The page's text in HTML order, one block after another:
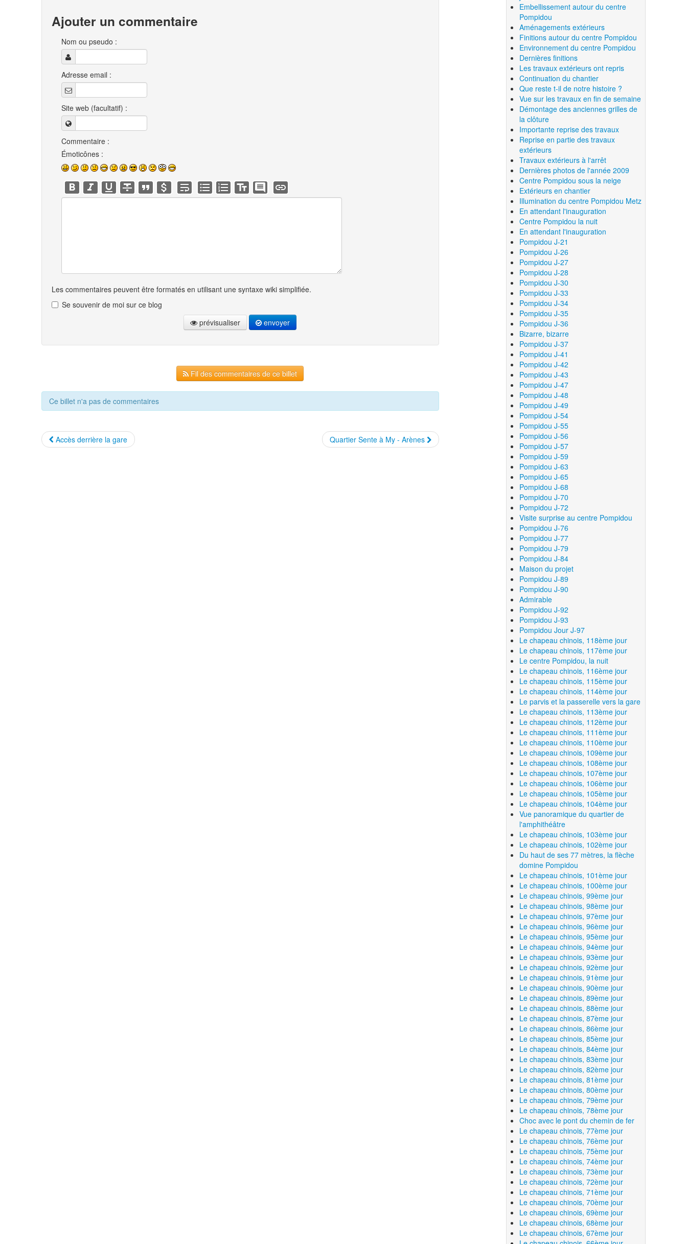
Ajouter un commentaire
Nom ou pseudo :
Adresse email :
Site web (facultatif) :
Commentaire :
Émoticônes :
Les commentaires peuvent être formatés en utilisant une syntaxe wiki simplifiée.
Se souvenir de moi sur ce blog
prévisualiser
envoyer
Fil des commentaires de ce billet
Ce billet n'a pas de commentaires
Accès derrière la gare Quartier Sente à My - Arènes
Embellissement autour du centre
Pompidou
Aménagements extérieurs
Finitions autour du centre Pompidou
Environnement du centre Pompidou
Dernières finitions
Les travaux extérieurs ont repris
Continuation du chantier
Que reste t-il de notre histoire ?
Vue sur les travaux en fin de semaine
Démontage des anciennes grilles de
la clôture
Importante reprise des travaux
Reprise en partie des travaux
extérieurs
Travaux extérieurs à l'arrêt
Dernières photos de l'année 2009
Centre Pompidou sous la neige
Extérieurs en chantier
Illumination du centre Pompidou Metz
En attendant l'inauguration
Centre Pompidou la nuit
En attendant l'inauguration
Pompidou J-21
Pompidou J-26
Pompidou J-27
Pompidou J-28
Pompidou J-30
Pompidou J-33
Pompidou J-34
Pompidou J-35
Pompidou J-36
Bizarre, bizarre
Pompidou J-37
Pompidou J-41
Pompidou J-42
Pompidou J-43
Pompidou J-47
Pompidou J-48
Pompidou J-49
Pompidou J-54
Pompidou J-55
Pompidou J-56
Pompidou J-57
Pompidou J-59
Pompidou J-63
Pompidou J-65
Pompidou J-68
Pompidou J-70
Pompidou J-72
Visite surprise au centre Pompidou
Pompidou J-76
Pompidou J-77
Pompidou J-79
Pompidou J-84
Maison du projet
Pompidou J-89
Pompidou J-90
Admirable
Pompidou J-92
Pompidou J-93
Pompidou Jour J-97
Le chapeau chinois, 118ème jour
Le chapeau chinois, 117ème jour
Le centre Pompidou, la nuit
Le chapeau chinois, 116ème jour
Le chapeau chinois, 115ème jour
Le chapeau chinois, 114ème jour
Le parvis et la passerelle vers la gare
Le chapeau chinois, 113ème jour
Le chapeau chinois, 112ème jour
Le chapeau chinois, 111ème jour
Le chapeau chinois, 110ème jour
Le chapeau chinois, 109ème jour
Le chapeau chinois, 108ème jour
Le chapeau chinois, 107ème jour
Le chapeau chinois, 106ème jour
Le chapeau chinois, 105ème jour
Le chapeau chinois, 104ème jour
Vue panoramique du quartier de
l'amphithéâtre
Le chapeau chinois, 103ème jour
Le chapeau chinois, 102ème jour
Du haut de ses 77 mètres, la flèche
domine Pompidou
Le chapeau chinois, 101ème jour
Le chapeau chinois, 100ème jour
Le chapeau chinois, 99ème jour
Le chapeau chinois, 98ème jour
Le chapeau chinois, 97ème jour
Le chapeau chinois, 96ème jour
Le chapeau chinois, 95ème jour
Le chapeau chinois, 94ème jour
Le chapeau chinois, 93ème jour
Le chapeau chinois, 92ème jour
Le chapeau chinois, 91ème jour
Le chapeau chinois, 90ème jour
Le chapeau chinois, 89ème jour
Le chapeau chinois, 88ème jour
Le chapeau chinois, 87ème jour
Le chapeau chinois, 86ème jour
Le chapeau chinois, 85ème jour
Le chapeau chinois, 84ème jour
Le chapeau chinois, 83ème jour
Le chapeau chinois, 82ème jour
Le chapeau chinois, 81ème jour
Le chapeau chinois, 80ème jour
Le chapeau chinois, 79ème jour
Le chapeau chinois, 78ème jour
Choc avec le pont du chemin de fer
Le chapeau chinois, 77ème jour
Le chapeau chinois, 76ème jour
Le chapeau chinois, 75ème jour
Le chapeau chinois, 74ème jour
Le chapeau chinois, 73ème jour
Le chapeau chinois, 72ème jour
Le chapeau chinois, 71ème jour
Le chapeau chinois, 70ème jour
Le chapeau chinois, 69ème jour
Le chapeau chinois, 68ème jour
Le chapeau chinois, 67ème jour